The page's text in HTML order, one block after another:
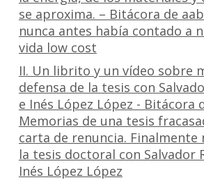
se aproxima. – Bitácora de
nunca antes había contado a
vida low cost
II. Un librito y un vídeo sobre
defensa de la tesis con
e Inés López López - Bitácora
Memorias de una tesis
carta de renuncia. Finalmente
la tesis doctoral con Salvador
Inés López López